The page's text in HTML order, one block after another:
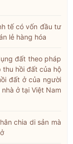
tế có vốn đầu tư
lẻ hàng hóa
đất theo pháp
hồi đất của hộ
đất ở của người
ở tại Việt Nam
chia di sản mà